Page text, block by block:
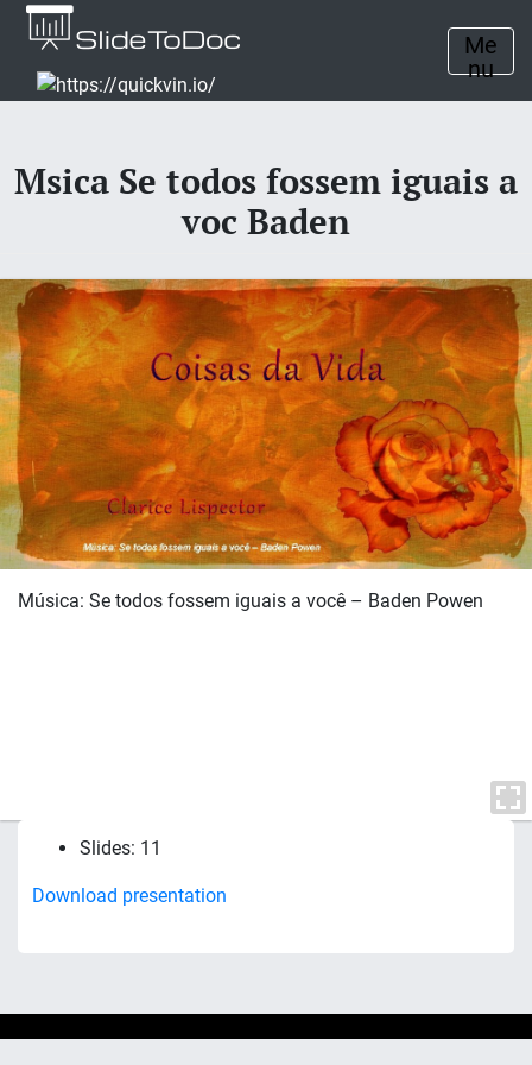
Me
nu
Msica Se todos fossem iguais a
voc Baden
Música: Se todos fossem iguais a você – Baden Powen
Slides: 11
Download presentation